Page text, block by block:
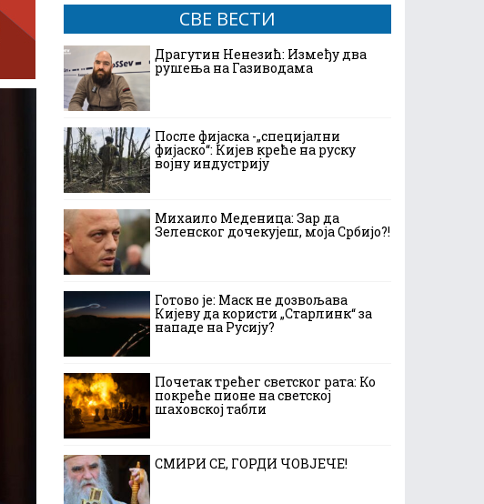
СВЕ ВЕСТИ
Драгутин Ненезић: Између два
рушења на Газиводама
После фијаска -„специјални
фијаско“: Кијев креће на руску
војну индустрију
Михаило Меденица: Зар да
Зеленског дочекујеш, моја Србијо?!
Готово је: Маск не дозвољава
Кијеву да користи „Старлинк“ за
нападе на Русију?
Почетак трећег светског рата: Ко
покреће пионе на светској
шаховској табли
СМИРИ СЕ, ГОРДИ ЧОВЈЕЧЕ!